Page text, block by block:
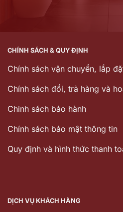
CHÍNH SÁCH & QUY ĐỊNH
Chính sách vận chuyển, lắp
Chính sách đổi, trả hàng và
Chinh sách bảo hành
Chính sách bảo mật thông tin
Quy định và hình thức thanh
DỊCH VỤ KHÁCH HÀNG